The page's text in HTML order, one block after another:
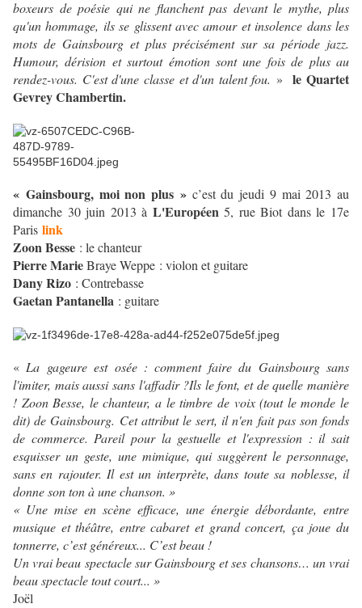
boxeurs de poésie qui ne flanchent pas devant le mythe, plus
qu'un hommage, ils se glissent avec amour et insolence dans les
mots de Gainsbourg et plus précisément sur sa période jazz.
Humour, dérision et surtout émotion sont une fois de plus au
rendez-vous. C'est d'une classe et d'un talent fou. »
le Quartet
Gevrey Chambertin.
« Gainsbourg, moi non plus »c’est du jeudi 9 mai 2013 au
dimanche 30 juin 2013 à L'Européen 5, rue Biot dans le 17e
Paris link
Zoon Besse : le chanteur
Pierre MarieBraye Weppe : violon et guitare
Dany Rizo : Contrebasse
Gaetan Pantanella : guitare
« La gageure est osée : comment faire du Gainsbourg sans
l'imiter, mais aussi sans l'affadir ?Ils le font, et de quelle manière
! Zoon Besse, le chanteur, a le timbre de voix (tout le monde le
dit) de Gainsbourg. Cet attribut le sert, il n'en fait pas son fonds
de commerce. Pareil pour la gestuelle et l'expression : il sait
esquisser un geste, une mimique, qui suggèrent le personnage,
sans en rajouter. Il est un interprète, dans toute sa noblesse, il
donne son ton à une chanson. »
« Une mise en scène efficace, une énergie débordante, entre
musique et théâtre, entre cabaret et grand concert, ça joue du
tonnerre, c’est généreux... C’est beau !
Un vrai beau spectacle sur Gainsbourg et ses chansons… un vrai
beau spectacle tout court... »
Joël